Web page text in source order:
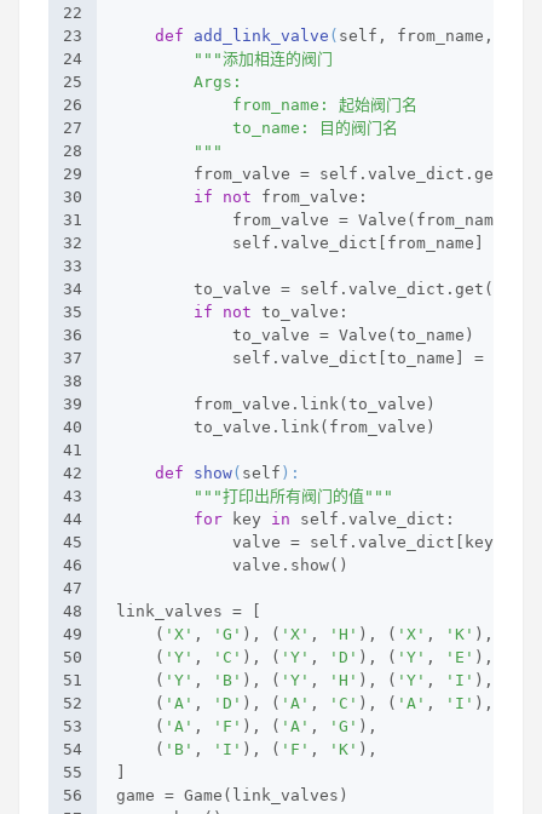
22
23
24
25
26
27
28
29
30
31
32
33
34
35
36
37
38
39
40
41
42
43
44
45
46
47
48
49
50
51
52
53
54
55
56
def add_link_valve ( self, from_name,
"""添加相连的阀门
        Args:
            from_name: 起始阀门名
            to_name: 目的阀门名
        """
from_valve =
if
not from_valve:
            from_valve = Valve(from_name)
self.valve_dict[from_name] =
to_valve =
if
not to_valve:
            to_valve = Valve(to_name)
self.valve_dict[to_name] =
        from_valve.link(to_valve)
        to_valve.link(from_valve)
def show( self ):
"""打印出所有阀门的值"""
for key in self.valve_dict:
            valve = self.valve_dict[key]
            valve.show()
link_valves = [
    (
'X' , 'G' ), ( 'X' , 'H' ), ( 'X' , 'K' ), (
    (
'Y' , 'C' ), ( 'Y' , 'D' ), ( 'Y' , 'E' ), (
    (
'Y' , 'B' ), ( 'Y' , 'H' ), ( 'Y' , 'I' ),
    (
'A' , 'D' ), ( 'A' , 'C' ), ( 'A' , 'I' ), (
    (
'A' , 'F' ), ( 'A' , 'G' ),
    (
'B' , 'I' ), ( 'F' , 'K' ),
]
game = Game(link_valves)